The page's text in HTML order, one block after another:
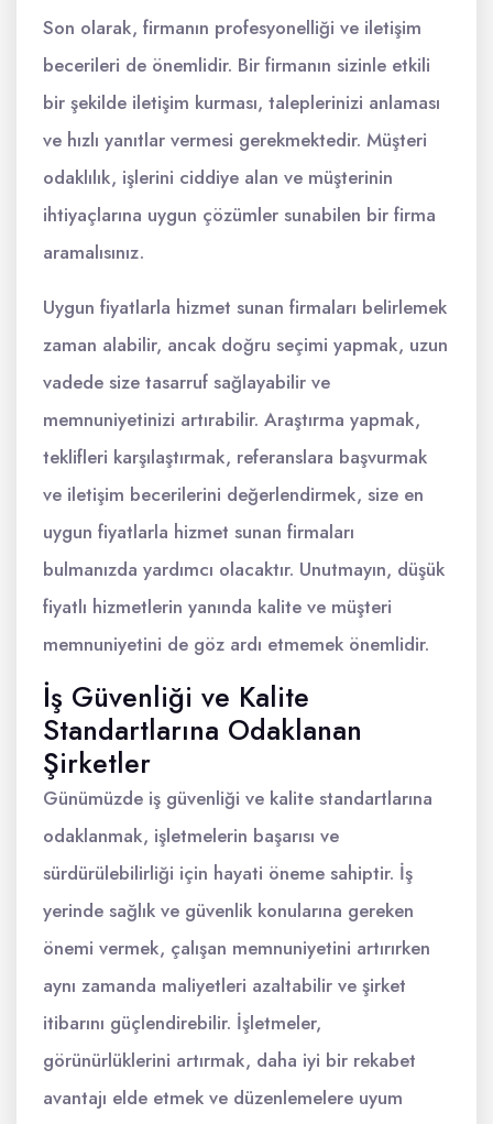
Son olarak, firmanın profesyonelliği ve iletişim
becerileri de önemlidir. Bir firmanın sizinle etkili
bir şekilde iletişim kurması, taleplerinizi anlaması
ve hızlı yanıtlar vermesi gerekmektedir. Müşteri
odaklılık, işlerini ciddiye alan ve müşterinin
ihtiyaçlarına uygun çözümler sunabilen bir firma
aramalısınız.
Uygun fiyatlarla hizmet sunan firmaları belirlemek
zaman alabilir, ancak doğru seçimi yapmak, uzun
vadede size tasarruf sağlayabilir ve
memnuniyetinizi artırabilir. Araştırma yapmak,
teklifleri karşılaştırmak, referanslara başvurmak
ve iletişim becerilerini değerlendirmek, size en
uygun fiyatlarla hizmet sunan firmaları
bulmanızda yardımcı olacaktır. Unutmayın, düşük
fiyatlı hizmetlerin yanında kalite ve müşteri
memnuniyetini de göz ardı etmemek önemlidir.
İş Güvenliği ve Kalite
Standartlarına Odaklanan
Şirketler
Günümüzde iş güvenliği ve kalite standartlarına
odaklanmak, işletmelerin başarısı ve
sürdürülebilirliği için hayati öneme sahiptir. İş
yerinde sağlık ve güvenlik konularına gereken
önemi vermek, çalışan memnuniyetini artırırken
aynı zamanda maliyetleri azaltabilir ve şirket
itibarını güçlendirebilir. İşletmeler,
görünürlüklerini artırmak, daha iyi bir rekabet
avantajı elde etmek ve düzenlemelere uyum